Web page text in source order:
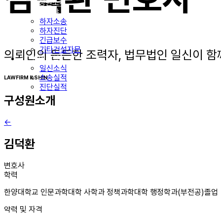
구성원소개
업무분야
하자소송
하자진단
긴급보수
기타건설자문
법인소식
일신소식
소송실적
진단실적
의뢰인의 든든한 조력자, 법무법인 일신이 함
LAWFIRM ILSHIN
구성원소개
←
김덕환
변호사
학력
한양대학교 인문과학대학 사학과 정책과학대학 행정학과(부전공)졸업
약력 및 자격